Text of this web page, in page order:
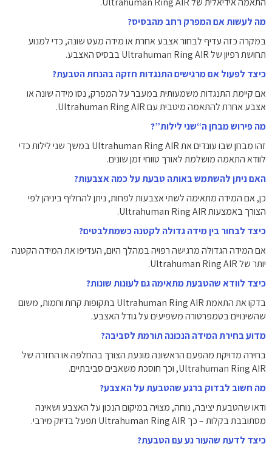
מה לעשות אם המפרק רחב מהבסיס?
במקרה כזה עדיף לבחור אצבע אחרת או מידה מעט שונה, כדי למנוע
תחושת רפיון של Ultrahuman Ring AIR בבסיס האצבע.
כיצד לפעול אם מרגישים התנגדות חזקה בהנחת הטבעת?
אם קיימת התנגדות משמעותית במעבר על המפרק, נסו מידה שונה או
אצבע אחרת להתאמה מיטבית עם Ultrahuman Ring AIR.
מה פירוש מבחן ה“שני לילות”?
זהו מבחן שבו עונדים את Ultrahuman Ring AIR במשך שני לילות כדי
לוודא התאמה מושלמת לאורך טווחי זמן שונים.
האם ניתן להשתמש באותה טבעת על כמה אצבעות?
כן, אם המידה מתאימה לשתי אצבעות לפחות, ניתן להחליף ביניהן לפי
הצורך באמצעות Ultrahuman Ring AIR.
כיצד לבחור בין מידה גדולה לקטנה כשמתלבטים?
אם המידה הגדולה מרגישה רפויה במהלך היום, העדיפו את המידה הקטנה
יותר של Ultrahuman Ring AIR.
כיצד לוודא שהטבעת מתאימה גם לעונות שונות?
בדקו את התאמת Ultrahuman Ring AIR בתקופות קרות וחמות, משום
שהשינויים בטמפרטורה משפיעים על גודל האצבע.
מדוע בחירת המידה הנכונה תורמת לסביבה?
בחירה מדויקת מהפעם הראשונה מונעת הצורך בהחלפה או החזרה של
Ultrahuman Ring AIR, וכך חוסכת משאבים סביבתיים.
מה חשוב לבדוק ברגע שהטבעת על האצבע?
ודאו שהטבעת יציבה, נוחה, מצויה במיקום הנכון על האצבע ושאינה
מסתובבת בקלות – כך Ultrahuman Ring AIR תפעל בדיוק מירבי.
כיצד לדעת שהעור נע עם הטבעת?